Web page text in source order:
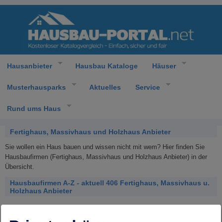
Hausanbieter Hausbau Kataloge Häuser
Musterhausparks Aktuelles Service
Rund ums Haus
Fertighaus, Massivhaus und Holzhaus Anbieter
Sie wollen ein Haus bauen und wissen nicht mit wem? Hier finden Sie
Hausbaufirmen (Fertighaus, Massivhaus und Holzhaus Anbieter) in der
Übersicht.
Hausbaufirmen A-Z - aktuell 406 Fertighaus, Massivhaus u.
Holzhaus Anbieter
AlleA B C D E F G H I J K L M N O P Q R S T U V W X Y Z